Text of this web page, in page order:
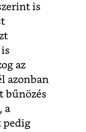
is
az
azonban
bűnözés
a
pedig